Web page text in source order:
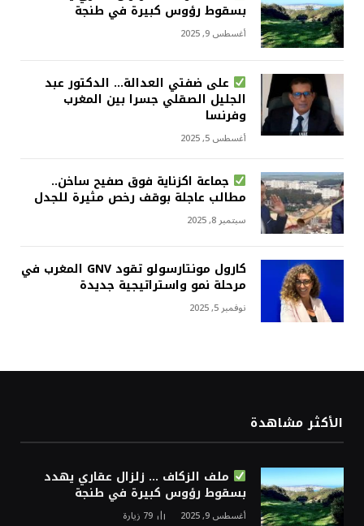
بسقوط رؤوس كبيرة في طنجة
أغسطس 9, 2025
على ضفتي العدالة… الدكتور عبد
الجليل الصقلي جسرا بين المغرب
وفرنسا
أغسطس 5, 2025
جماعة اكزناية فوق صفيح ساخن..
مطالب عاجلة بوقف رخص مثيرة للجدل
سبتمبر 8, 2025
كارول مونتارسولو تقود GNV المغرب في
مرحلة نمو واستراتيجية جديدة
نوفمبر 5, 2025
الأكثر مشاهدة
ملف الزكاف … زلزال عقاري يهدد
بسقوط رؤوس كبيرة في طنجة
أغسطس 9, 2025 79 زيارة